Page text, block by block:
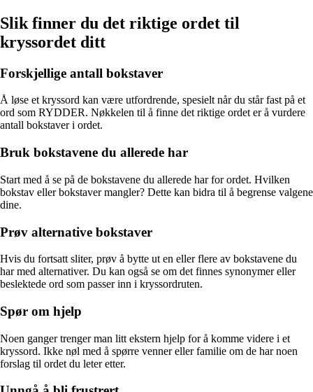
Slik finner du det riktige ordet til
kryssordet ditt
Forskjellige antall bokstaver
Å løse et kryssord kan være utfordrende, spesielt når du står fast på et
ord som RYDDER. Nøkkelen til å finne det riktige ordet er å vurdere
antall bokstaver i ordet.
Bruk bokstavene du allerede har
Start med å se på de bokstavene du allerede har for ordet. Hvilken
bokstav eller bokstaver mangler? Dette kan bidra til å begrense valgene
dine.
Prøv alternative bokstaver
Hvis du fortsatt sliter, prøv å bytte ut en eller flere av bokstavene du
har med alternativer. Du kan også se om det finnes synonymer eller
beslektede ord som passer inn i kryssordruten.
Spør om hjelp
Noen ganger trenger man litt ekstern hjelp for å komme videre i et
kryssord. Ikke nøl med å spørre venner eller familie om de har noen
forslag til ordet du leter etter.